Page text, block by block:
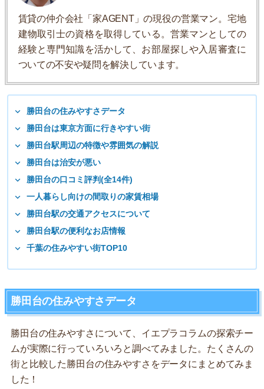
賃貸の仲介会社「家AGENT」の現役の営業マン。宅地
建物取引士の資格を取得している。営業マンとしての
経験と専門知識を活かして、お部屋探しや入居審査に
ついての不安や疑問を解決しています。
勝田台の住みやすさデータ
勝田台は東京方面に行きやすい街
勝田台駅周辺の特徴や雰囲気の解説
勝田台は治安が悪い
勝田台の口コミ評判(全14件)
一人暮らし向けの間取りの家賃相場
勝田台駅の交通アクセスについて
勝田台駅の便利なお店情報
千葉の住みやすい街TOP10
勝田台の住みやすさデータ
勝田台の住みやすさについて、イエプラコラムの探索チー
ムが実際に行っていろいろと調べてみました。たくさんの
街と比較した勝田台の住みやすさをデータにまとめてみま
した！